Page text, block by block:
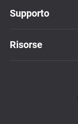
Supporto
Risorse